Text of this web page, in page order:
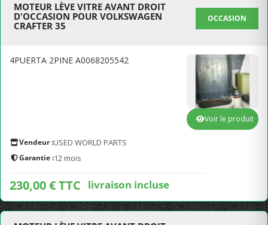
MOTEUR LÈVE VITRE AVANT DROIT
D'OCCASION POUR VOLKSWAGEN
CRAFTER 35
OCCASION
4PUERTA 2PINE A0068205542
Vendeur :USED WORLD PARTS
Garantie :12 mois
230,00 € TTC livraison incluse
Voir le produit